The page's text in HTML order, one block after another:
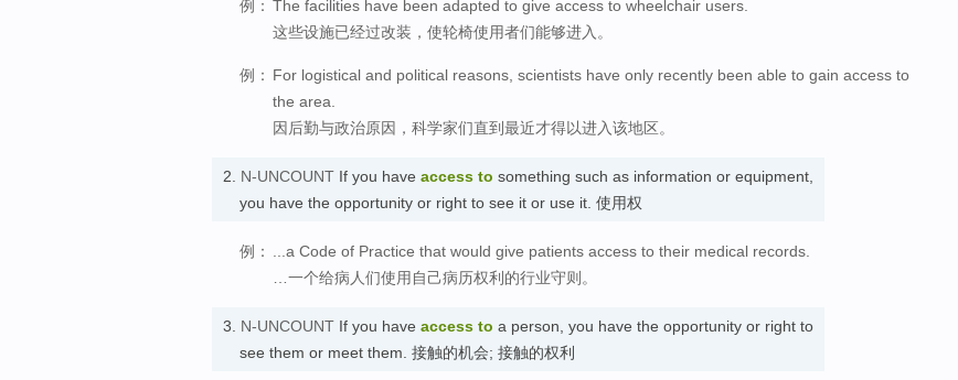
例： The facilities have been adapted to give access to wheelchair users.
这些设施已经过改装，使轮椅使用者们能够进入。
例： For logistical and political reasons, scientists have only recently been able to gain access to
the area.
因后勤与政治原因，科学家们直到最近才得以进入该地区。
2. N-UNCOUNT If you have access to something such as information or equipment,
you have the opportunity or right to see it or use it. 使用权
例： ...a Code of Practice that would give patients access to their medical records.
…一个给病人们使用自己病历权利的行业守则。
3. N-UNCOUNT If you have access to a person, you have the opportunity or right to
see them or meet them. 接触的机会; 接触的权利